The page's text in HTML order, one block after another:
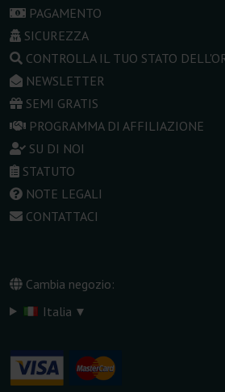
PAGAMENTO
SICUREZZA
CONTROLLA IL TUO STATO
NEWSLETTER
SEMI GRATIS
PROGRAMMA DI AFFILIAZIONE
SU DI NOI
STATUTO
NOTE LEGALI
CONTATTACI
Cambia negozio:
Italia ▾